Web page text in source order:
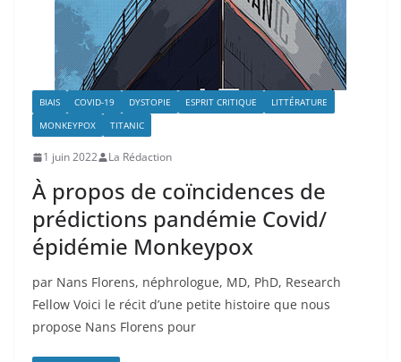
BIAIS COVID-19 DYSTOPIE ESPRIT CRITIQUE
LITTÉRATURE
MONKEYPOX
TITANIC
1 juin 2022 La Rédaction
À propos de coïncidences de
prédictions pandémie Covid/
épidémie Monkeypox
par Nans Florens, néphrologue, MD, PhD, Research
Fellow Voici le récit d’une petite histoire que nous
propose Nans Florens pour